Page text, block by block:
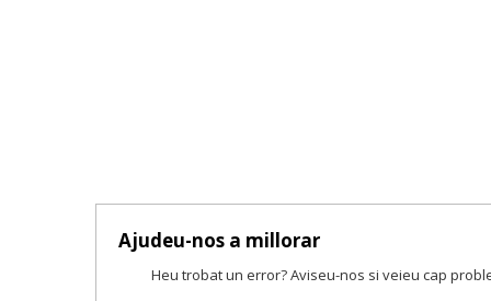
Ajudeu-nos a millorar
Heu trobat un error? Aviseu-nos si veieu cap